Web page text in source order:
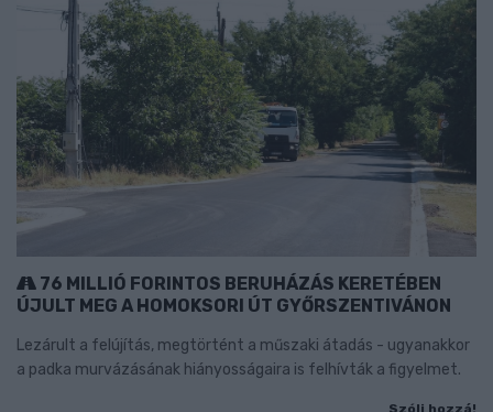
76 MILLIÓ FORINTOS BERUHÁZÁS KERETÉBEN
ÚJULT MEG A HOMOKSORI ÚT GYŐRSZENTIVÁNON
Lezárult a felújítás, megtörtént a műszaki átadás - ugyanakkor
a padka murvázásának hiányosságaira is felhívták a figyelmet.
Szólj hozzá!